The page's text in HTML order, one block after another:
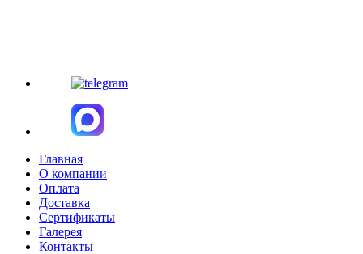
Главная
О компании
Оплата
Доставка
Сертификаты
Галерея
Контакты